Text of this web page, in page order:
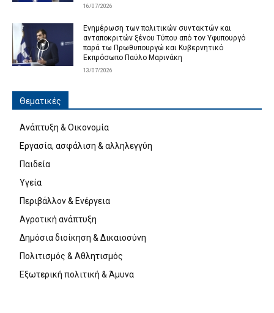
16/07/2026
Ενημέρωση των πολιτικών συντακτών και
ανταποκριτών ξένου Τύπου από τον Υφυπουργό
παρά τω Πρωθυπουργώ και Κυβερνητικό
Εκπρόσωπο Παύλο Μαρινάκη
13/07/2026
Θεματικές
Ανάπτυξη & Οικονομία
Εργασία, ασφάλιση & αλληλεγγύη
Παιδεία
Υγεία
Περιβάλλον & Ενέργεια
Αγροτική ανάπτυξη
Δημόσια διοίκηση & Δικαιοσύνη
Πολιτισμός & Αθλητισμός
Εξωτερική πολιτική & Άμυνα